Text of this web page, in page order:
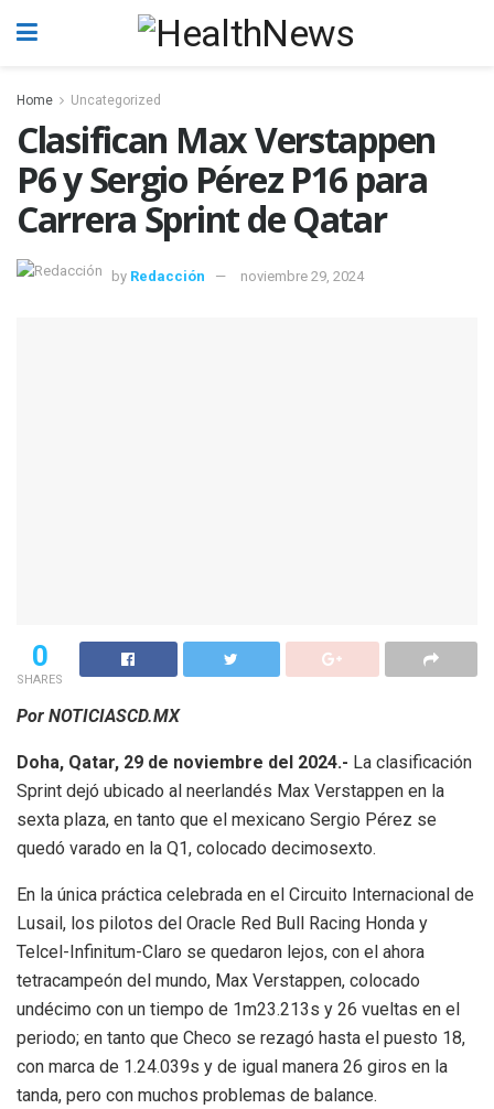
Home Uncategorized
Clasifican Max Verstappen
P6 y Sergio Pérez P16 para
Carrera Sprint de Qatar
by Redacción noviembre 29, 2024
0
SHARES
Por NOTICIASCD.MX
Doha, Qatar, 29 de noviembre del 2024.- La clasificación
Sprint dejó ubicado al neerlandés Max Verstappen en la
sexta plaza, en tanto que el mexicano Sergio Pérez se
quedó varado en la Q1, colocado decimosexto.
En la única práctica celebrada en el Circuito Internacional de
Lusail, los pilotos del Oracle Red Bull Racing Honda y
Telcel-Infinitum-Claro se quedaron lejos, con el ahora
tetracampeón del mundo, Max Verstappen, colocado
undécimo con un tiempo de 1m23.213s y 26 vueltas en el
periodo; en tanto que Checo se rezagó hasta el puesto 18,
con marca de 1.24.039s y de igual manera 26 giros en la
tanda, pero con muchos problemas de balance.